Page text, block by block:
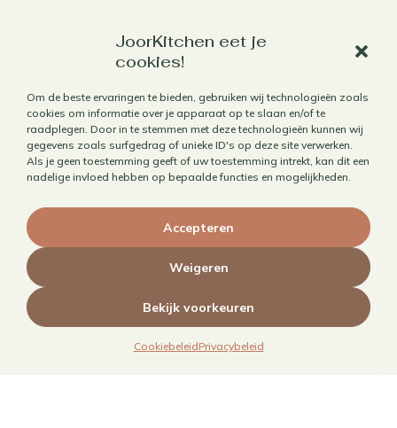
JoorKitchen eet je
cookies!
Om de beste ervaringen te bieden, gebruiken wij technologieën zoals
cookies om informatie over je apparaat op te slaan en/of te
raadplegen. Door in te stemmen met deze technologieën kunnen wij
gegevens zoals surfgedrag of unieke ID's op deze site verwerken.
Als je geen toestemming geeft of uw toestemming intrekt, kan dit een
nadelige invloed hebben op bepaalde functies en mogelijkheden.
Accepteren
Weigeren
Bekijk voorkeuren
CookiebeleidPrivacybeleid
Werk met mij samen
Aanbod
Brandingfotografie voor foodies
Kookboekfotografie